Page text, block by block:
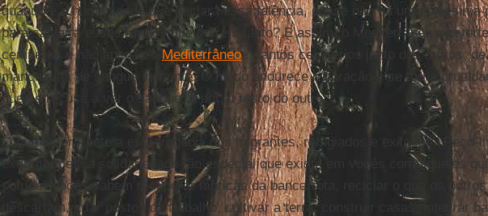
quando é a humanidade que declara essa falência, quase não há uma milésima
para salvar a esses irmãos que sofrem tanto? E assim, o Mediterrâneo
cemitério, e não apenas o Mediterrâneo... tantos cemitérios junto dos muros,
manchadas de sangue inocente. O medo endurece o coração e se torna
que se recusa a ver o sangue, a dor, o rosto do outro.
O que fazer frente a esta tragédia dos migrantes, refugiados e exilados? Peço-
exercitem essa solidariedade tão especial que existe em vocês com aqueles
sofrido. Vocês sabem recuperar fábricas da bancarrota, reciclar o que os outros
descartam, criar postos de trabalho, cultivar a terra, construir casas, integrar